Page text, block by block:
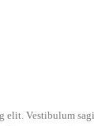
elit. Vestibulum